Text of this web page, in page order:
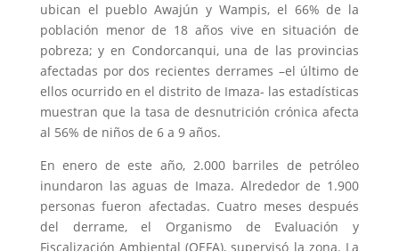
ubican el pueblo Awajún y Wampis, el 66% de la
población menor de 18 años vive en situación de
pobreza; y en Condorcanqui, una de las provincias
afectadas por dos recientes derrames –el último de
ellos ocurrido en el distrito de Imaza- las estadísticas
muestran que la tasa de desnutrición crónica afecta
al 56% de niños de 6 a 9 años.
En enero de este año, 2.000 barriles de petróleo
inundaron las aguas de Imaza. Alrededor de 1.900
personas fueron afectadas. Cuatro meses después
del derrame, el Organismo de Evaluación y
Fiscalización Ambiental (OEFA), supervisó la zona. La